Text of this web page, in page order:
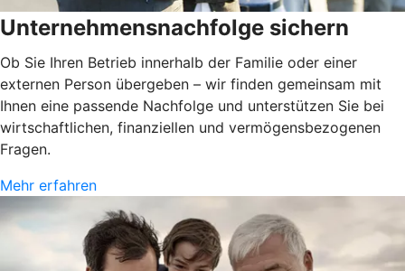
Unternehmensnachfolge sichern
Ob Sie Ihren Betrieb innerhalb der Familie oder einer
externen Person übergeben – wir finden gemeinsam mit
Ihnen eine passende Nachfolge und unterstützen Sie bei
wirtschaftlichen, finanziellen und vermögensbezogenen
Fragen.
Mehr erfahren